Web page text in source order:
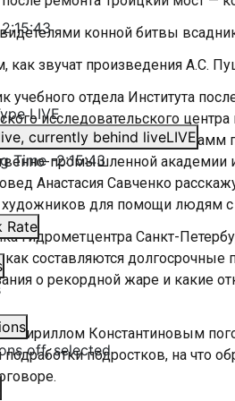
2:15:43
LIVE
currently behind liveLIVE
Time-2:15:43
Rate
off, selected
конной битвы
звучат произведения А.С.
учебного отдела Института
исследовательского
руководитель детских программ
промышленной академии
Анастасия Савченко
художников для помощи людям
Гидрометцентра Санкт-
как составляются долгосрочные
о рекордной жаре и какие
Кириллом Константиновым
подработки подростков, на что